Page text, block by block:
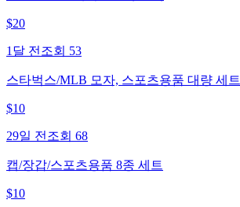
$20
1달 전 조회 53
스타벅스/MLB 모자, 스포츠용품 대량 세트
$10
29일 전 조회 68
캡/장갑/스포츠용품 8종 세트
$10